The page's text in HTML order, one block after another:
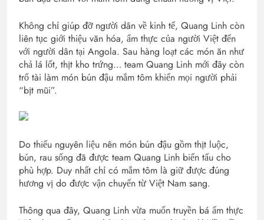
Không chỉ giúp đỡ người dân về kinh tế, Quang Linh còn
liên tục giới thiệu văn hóa, ẩm thực của người Việt đến
với người dân tại Angola. Sau hàng loạt các món ăn như
chả lá lốt, thịt kho trứng… team Quang Linh mới đây còn
trổ tài làm món bún đậu mắm tôm khiến mọi người phải
“bịt mũi”.
Do thiếu nguyên liệu nên món bún đậu gồm thịt luộc,
bún, rau sống đã được team Quang Linh biến tấu cho
phù hợp. Duy nhất chỉ có mắm tôm là giữ được đúng
hương vị do được vận chuyển từ Việt Nam sang.
Thông qua đây, Quang Linh vừa muốn truyền bá ẩm thực